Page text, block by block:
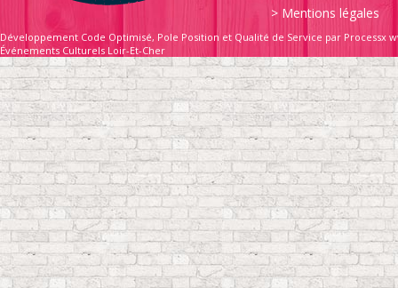
> Mentions légales
Développement Code Optimisé, Pole Position et Qualité de Service par Processx
Événements Culturels Loir-Et-Cher